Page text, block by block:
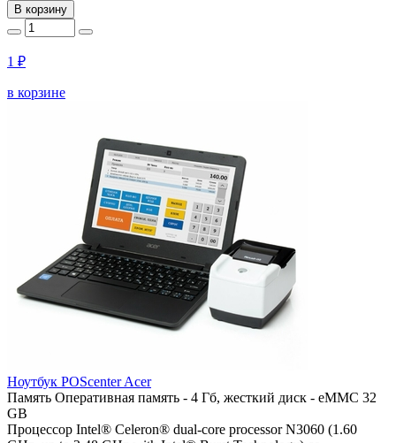
В корзину
1 ₽
в корзине
Ноутбук POSсenter Acer
Память Оперативная память - 4 Гб, жесткий диск - eMMC 32
GB
Процессор Intel® Celeron® dual-core processor N3060 (1.60